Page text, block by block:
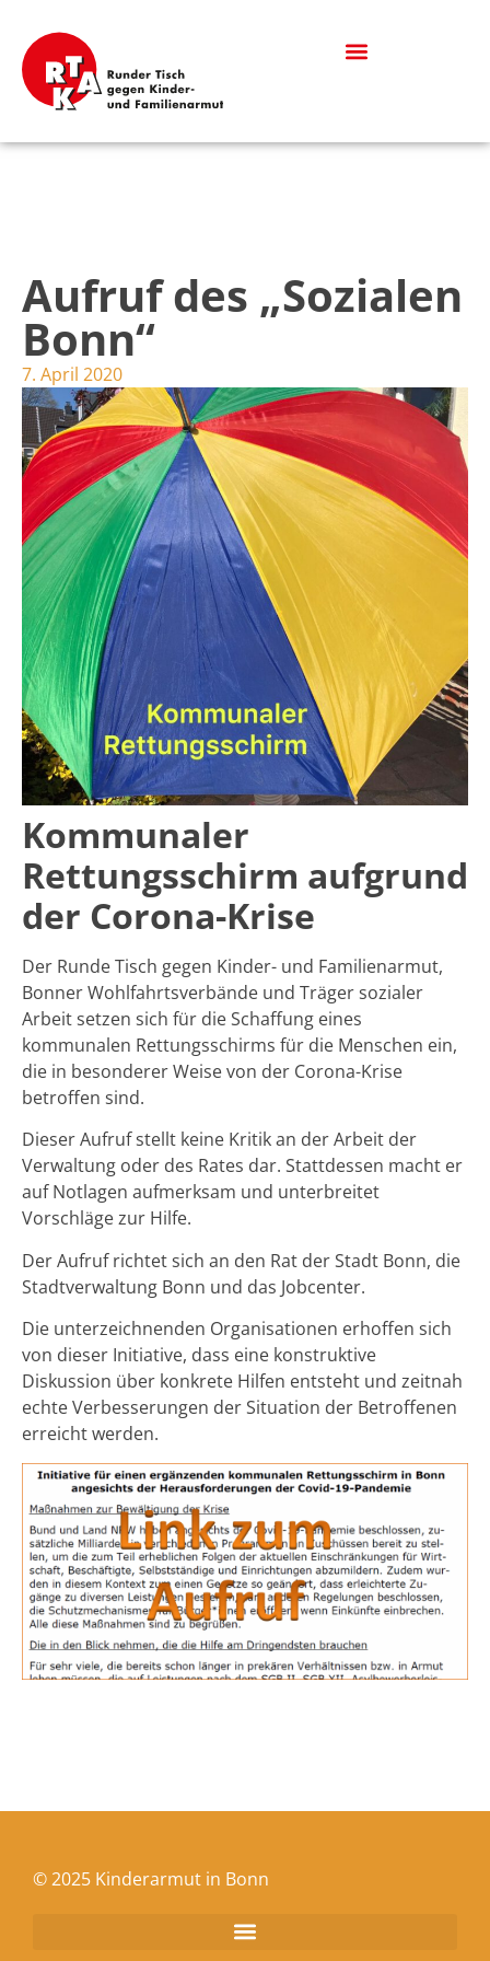
Aufruf des „Sozialen
Bonn“
7. April 2020
Kommunaler
Rettungsschirm aufgrund
der Corona-Krise
Der Runde Tisch gegen Kinder- und Familienarmut,
Bonner Wohlfahrtsverbände und Träger sozialer
Arbeit setzen sich für die Schaffung eines
kommunalen Rettungsschirms für die Menschen ein,
die in besonderer Weise von der Corona-Krise
betroffen sind.
Dieser Aufruf stellt keine Kritik an der Arbeit der
Verwaltung oder des Rates dar. Stattdessen macht er
auf Notlagen aufmerksam und unterbreitet
Vorschläge zur Hilfe.
Der Aufruf richtet sich an den Rat der Stadt Bonn, die
Stadtverwaltung Bonn und das Jobcenter.
Die unterzeichnenden Organisationen erhoffen sich
von dieser Initiative, dass eine konstruktive
Diskussion über konkrete Hilfen entsteht und zeitnah
echte Verbesserungen der Situation der Betroffenen
erreicht werden.
© 2025 Kinderarmut in Bonn